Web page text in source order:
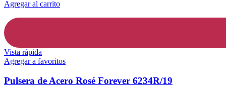
Agregar al carrito
Vista rápida
Agregar a favoritos
Pulsera de Acero Rosé Forever 6234R/19